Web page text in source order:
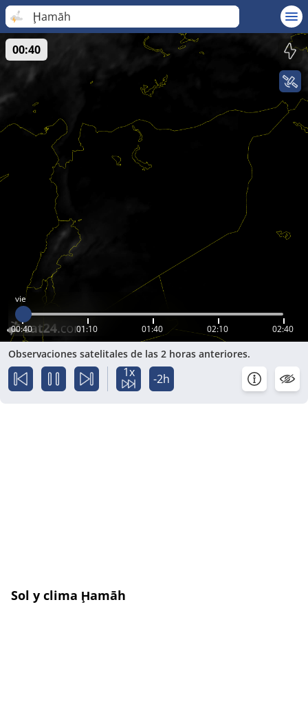
Ḩamāh
vie
00:40 01:10 01:40 02:10 02:40
00:40
Observaciones satelitales de las 2 horas anteriores.
1x -2h
Sol y clima Ḩamāh